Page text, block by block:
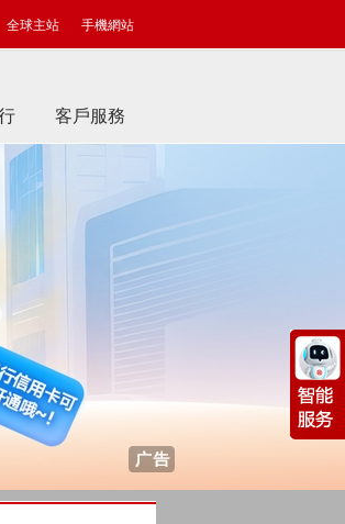
全球主站 手機網站
客戶服務